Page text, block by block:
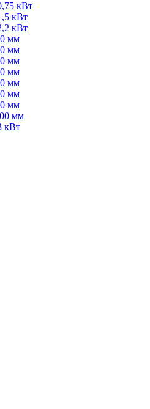
кВт
кВт
кВт
мм
мм
мм
мм
мм
мм
мм
мм
кВт